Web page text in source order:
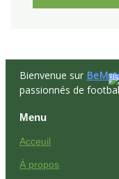
Bienvenue sur
passionnés de
Menu
Acceuil
À propos